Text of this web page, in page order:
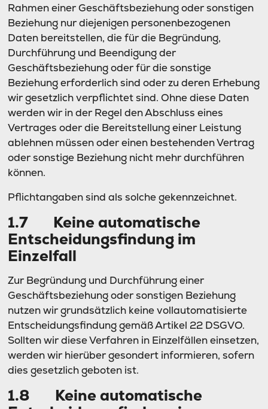
Rahmen einer Geschäftsbeziehung oder sonstigen
Beziehung nur diejenigen personenbezogenen
Daten bereitstellen, die für die Begründung,
Durchführung und Beendigung der
Geschäftsbeziehung oder für die sonstige
Beziehung erforderlich sind oder zu deren Erhebung
wir gesetzlich verpflichtet sind. Ohne diese Daten
werden wir in der Regel den Abschluss eines
Vertrages oder die Bereitstellung einer Leistung
ablehnen müssen oder einen bestehenden Vertrag
oder sonstige Beziehung nicht mehr durchführen
können.
Pflichtangaben sind als solche gekennzeichnet.
1.7 Keine automatische
Entscheidungsfindung im
Einzelfall
Zur Begründung und Durchführung einer
Geschäftsbeziehung oder sonstigen Beziehung
nutzen wir grundsätzlich keine vollautomatisierte
Entscheidungsfindung gemäß Artikel 22 DSGVO.
Sollten wir diese Verfahren in Einzelfällen einsetzen,
werden wir hierüber gesondert informieren, sofern
dies gesetzlich geboten ist.
1.8 Keine automatische